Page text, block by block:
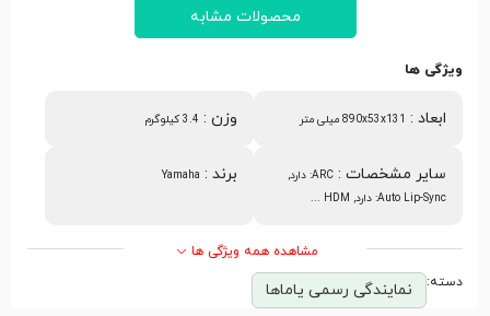
محصولات مشابه
ویژگی ها
ابعاد : 890x53x131 میلی متر وزن : 3.4 کیلوگرم
سایر مشخصات :
ARC: دارد,
Auto Lip-Sync: دارد, HDM ...
برند :
Yamaha
مشاهده همه ویژگی ها
دسته: نمایندگی رسمی یاماها